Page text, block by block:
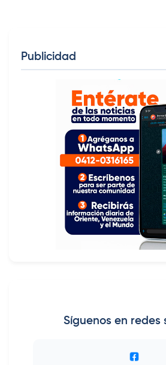
Publicidad
Síguenos en redes